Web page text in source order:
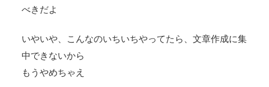
べきだよ
いやいや、こんなのいちいちやってたら、文章作成に集
中できないから
もうやめちゃえ